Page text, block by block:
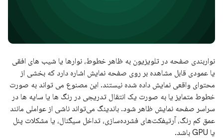
نواربندی صفحه در تلویزیون به ظاهر خطوط، نوارها یا شیب های افقی
یا عمودی قابل مشاهده بر روی صفحه نمایش اشاره دارد که بخشی از
محتوای واقعی نمایش داده شده نیستند. این مصنوع می تواند به صورت
خطوط متمایز یا به صورت یک انتقال تدریجی در رنگ ها یا سایه ها در
سراسر صفحه نمایش ظاهر شود. باندینگ می‌تواند ناشی از عواملی مانند
عمق کم رنگ، آرتیفکت‌های فشرده‌سازی، تداخل سیگنال، یا مشکلات پنل
یا GPU باشد.